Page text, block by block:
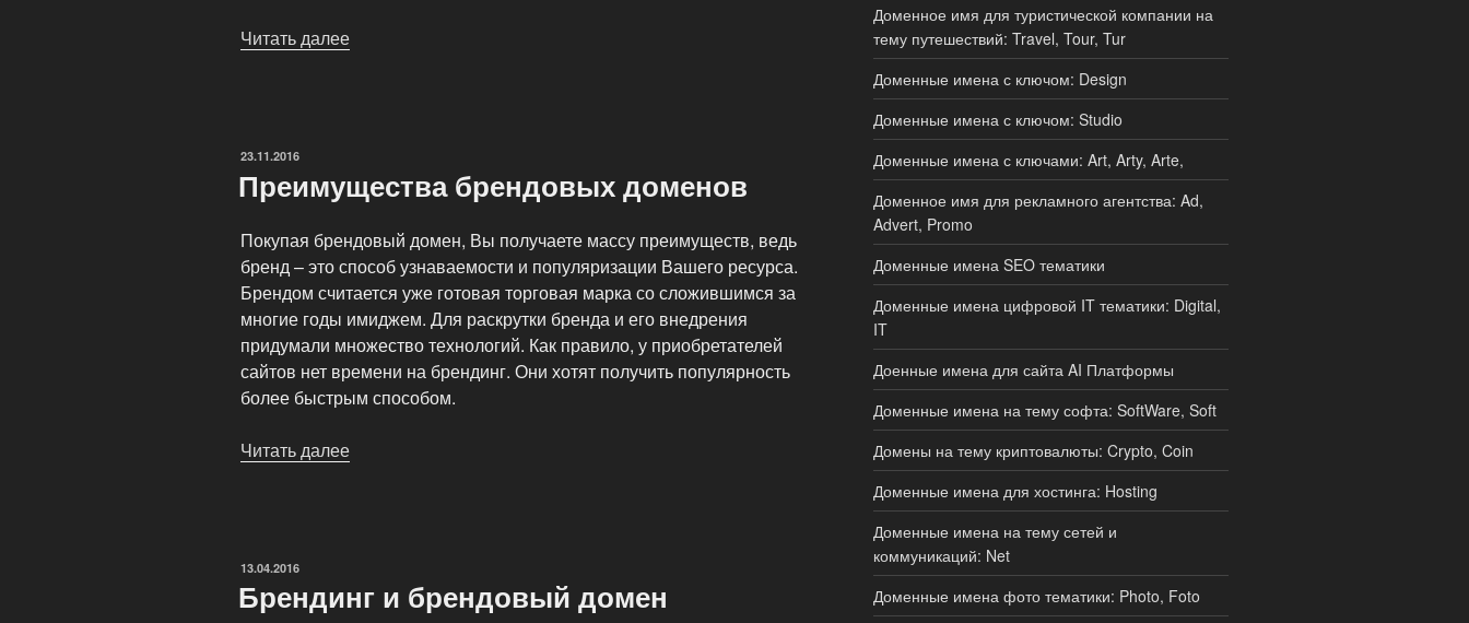
Читать далее
в
ОПУБЛИКОВАНО
23.11.2016
Преимущества брендовых доменов
Покупая брендовый домен, Вы получаете массу преимуществ, ведь
бренд – это способ узнаваемости и популяризации Вашего ресурса.
Брендом считается уже готовая торговая марка со сложившимся за
многие годы имиджем. Для раскрутки бренда и его внедрения
придумали множество технологий. Как правило, у приобретателей
сайтов нет времени на брендинг. Они хотят получить популярность
более быстрым способом.
Читать далее
ОПУБЛИКОВАНО
13.04.2016
Брендинг и брендовый домен
Доменное имя для туристической компании на
тему путешествий: Travel, Tour, Tur
Доменные имена с ключом: Design
Доменные имена с ключом: Studio
Доменные имена с ключами: Art, Arty, Arte,
Доменное имя для рекламного агентства: Ad,
Advert, Promo
Доменные имена SEO тематики
Доменные имена цифровой IT тематики: Digital,
IT
Доенные имена для сайта AI Платформы
Доменные имена на тему софта: SoftWare, Soft
Домены на тему криптовалюты: Crypto, Coin
Доменные имена для хостинга: Hosting
Доменные имена на тему сетей и
коммуникаций: Net
Доменные имена фото тематики: Photo, Foto